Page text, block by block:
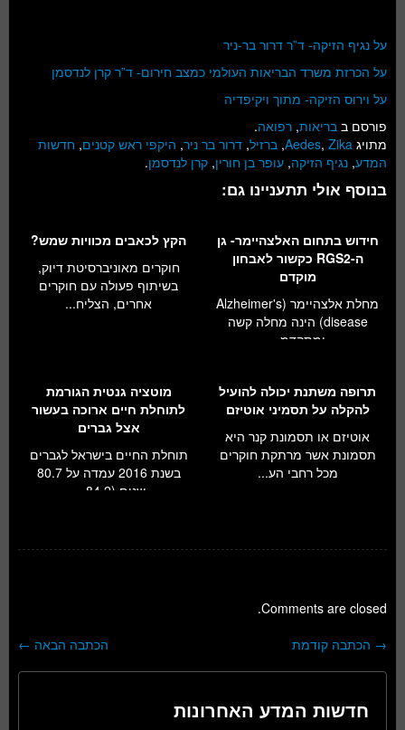
על נגיף הזיקה- ד”ר דרור בר-ניר
על הכרזת משרד הבריאות העולמי כמצב חירום- ד”ר קרן לנדסמן
על וירוס הזיקה- מתוך ויקיפדיה
פורסם ב בריאות, רפואה.
מתויג
Aedes, Zika
, ברזיל, דרור בר ניר, היקפי ראש קטנים, חדשות
המדע, נגיף הזיקה, עופר בן חורין, קרן לנדסמן.
בנוסף אולי תתעניינו גם:
חידוש בתחום האלצהיימר- גן
ה-RGS2 כקשור לאבחון
מוקדם
מחלת אלצהיימר (Alzheimer's
disease) הינה מחלה קשה
ומתקדמ...
הקץ לכאבים מכוויות שמש?
חוקרים מאוניברסיטת דיוק,
בשיתוף פעולה עם חוקרים
אחרים, הצליח...
תרופה משתנת יכולה להועיל
להקלה על תסמיני אוטיזם
אוטיזם או תסמונת קנר היא
תסמונת אשר מרתקת חוקרים
מכל רחבי הע...
מוטציה גנטית הגורמת
לתוחלת חיים ארוכה בעשור
אצל גברים
תוחלת החיים בישראל לגברים
בשנת 2016 עמדה על 80.7
שנים (84.2 ...
Comments are closed.
ניווט בפוסטים הכתבה הבאה ← → הכתבה קודמת
חדשות המדע האחרונות